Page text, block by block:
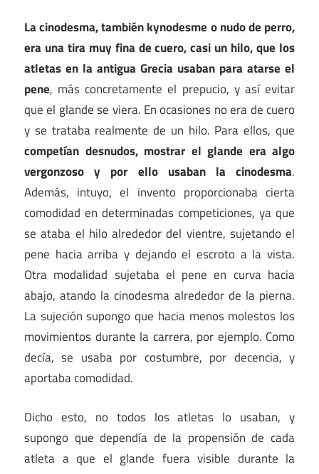
La cinodesma, también kynodesme o nudo de perro,
era una tira muy fina de cuero, casi un hilo, que los
atletas en la antigua Grecia usaban para atarse el
pene, más concretamente el prepucio, y así evitar
que el glande se viera. En ocasiones no era de cuero
y se trataba realmente de un hilo. Para ellos, que
competían desnudos, mostrar el glande era algo
vergonzoso y por ello usaban la cinodesma.
Además, intuyo, el invento proporcionaba cierta
comodidad en determinadas competiciones, ya que
se ataba el hilo alrededor del vientre, sujetando el
pene hacia arriba y dejando el escroto a la vista.
Otra modalidad sujetaba el pene en curva hacia
abajo, atando la cinodesma alrededor de la pierna.
La sujeción supongo que hacia menos molestos los
movimientos durante la carrera, por ejemplo. Como
decía, se usaba por costumbre, por decencia, y
aportaba comodidad.
Dicho esto, no todos los atletas lo usaban, y
supongo que dependía de la propensión de cada
atleta a que el glande fuera visible durante la